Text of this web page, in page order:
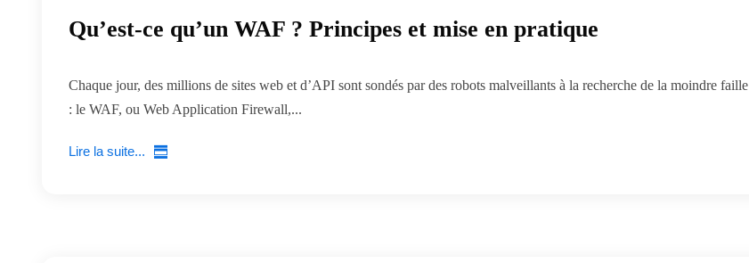
Qu’est-ce qu’un WAF ? Principes et mise en pratique
Chaque jour, des millions de sites web et d’API sont sondés par des robots malveillants à la recherche de la moindre faille
: le WAF, ou Web Application Firewall,...
Lire la suite...